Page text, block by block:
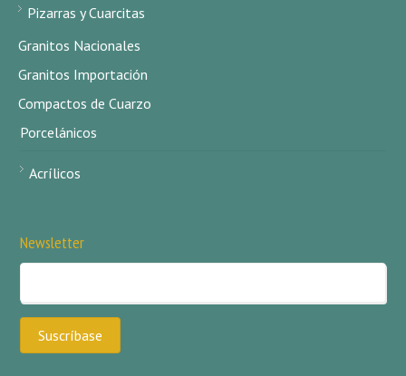
Pizarras y Cuarcitas
Granitos Nacionales
Granitos Importación
Compactos de Cuarzo
Porcelánicos
Acrílicos
Newsletter